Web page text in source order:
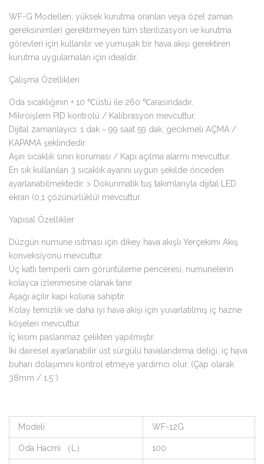
WF-G Modelleri, yüksek kurutma oranları veya özel zaman
gereksinimleri gerektirmeyen tüm sterilizasyon ve kurutma
görevleri için kullanılır ve yumuşak bir hava akışı gerektiren
kurutma uygulamaları için idealdir.
Çalışma Özellikleri
Oda sıcaklığının + 10 ℃üstü ile 260 ℃arasındadır.
Mikroişlem PID kontrolü / Kalibrasyon mevcuttur.
Dijital zamanlayıcı: 1 dak ~ 99 saat 59 dak, gecikmeli AÇMA /
KAPAMA şeklindedir.
Aşırı sıcaklık sınırı koruması / Kapı açılma alarmı mevcuttur.
En sık kullanılan 3 sıcaklık ayarını uygun şekilde önceden
ayarlanabilmektedir. > Dokunmatik tuş takımlarıyla dijital LED
ekran (0,1 çözünürlüklü) mevcuttur.
Yapısal Özellikler
Düzgün numune ısıtması için dikey hava akışlı Yerçekimi Akış
konveksiyonu mevcuttur.
Üç katlı temperli cam görüntüleme penceresi, numunelerin
kolayca izlenmesine olanak tanır.
Aşağı açılır kapı koluna sahiptir.
Kolay temizlik ve daha iyi hava akışı için yuvarlatılmış iç hazne
köşeleri mevcuttur.
İç kısım paslanmaz çelikten yapılmıştır.
İki dairesel ayarlanabilir üst sürgülü havalandırma deliği, iç hava
buharı dolaşımını kontrol etmeye yardımcı olur. (Çap olarak
38mm / 1.5˝)
Modeli WF-12G
Oda Hacmi （L） 100